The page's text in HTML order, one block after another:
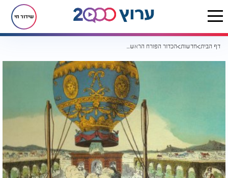
שידור חי
דף הבית חדשות הכדור הפורח הראשון: האחים מונגולפייה פתחו את עידן התעופה